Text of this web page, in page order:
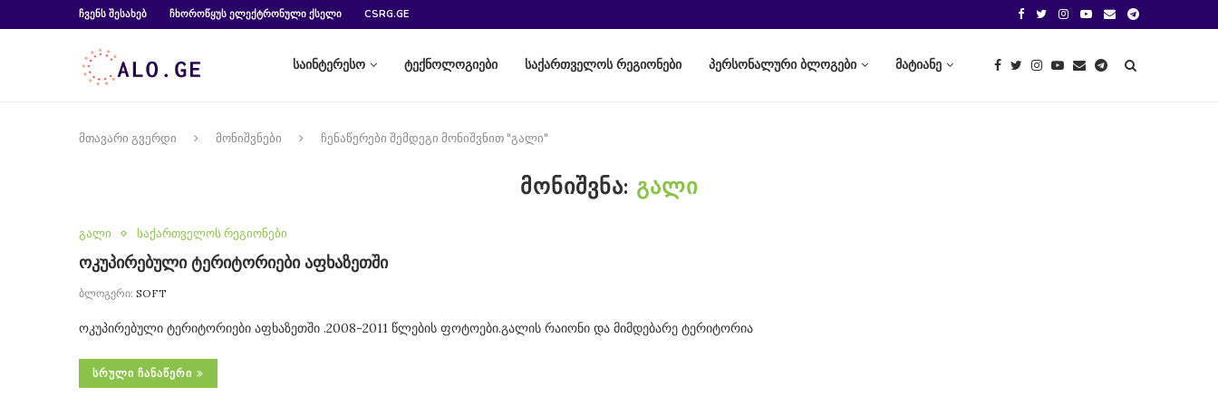
ᲩᲕᲔᲜᲡ ᲨᲔᲡᲐᲮᲔᲑ ᲩᲮᲝᲠᲝᲬᲧᲣᲡ ᲔᲚᲔᲥᲢᲠᲝᲜᲣᲚᲘ ᲥᲡᲔᲚᲘ CSRG.GE
საინტერესო ტექნოლოგიები საქართველოს რეგიონები პერსონალური ბლოგები მატიანე
მთავარი გვერდი მონიშვნები ჩენაწერები შემდეგი მონიშვნით "გალი"
ᲛᲝᲜᲘᲨᲕᲜᲐ: ᲒᲐᲚᲘ
გალი საქართველოს რეგიონები
ოკუპირებული ტერიტორიები აფხაზეთში
ბლოგერი: SOFT
ოკუპირებული ტერიტორიები აფხაზეთში .2008-2011 წლების ფოტოები.გალის რაიონი და მიმდებარე ტერიტორია
ᲡᲠᲣᲚᲘ ᲩᲐᲜᲐᲬᲔᲠᲘ